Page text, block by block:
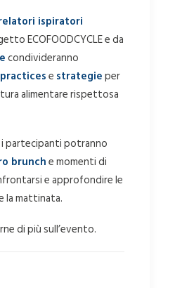
ispiratori
ECOFOODCYCLE e da
condivideranno
e strategieper
alimentare rispettosa
partecipanti potranno
brunche momenti di
e approfondire le
la mattinata.
di più sull’evento.